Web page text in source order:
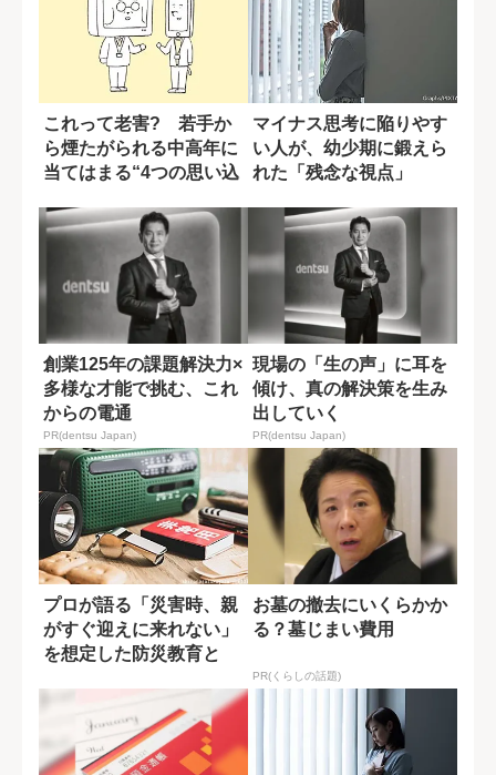
これって老害? 若手か
ら煙たがられる中高年に
当てはまる“4つの思い込
マイナス思考に陥りやす
い人が、幼少期に鍛えら
れた「残念な視点」
創業125年の課題解決力×
多様な才能で挑む、これ
からの電通
PR(dentsu Japan)
現場の「生の声」に耳を
傾け、真の解決策を生み
出していく
PR(dentsu Japan)
プロが語る「災害時、親
がすぐ迎えに来れない」
を想定した防災教育と
お墓の撤去にいくらかか
る？墓じまい費用
PR(くらしの話題)